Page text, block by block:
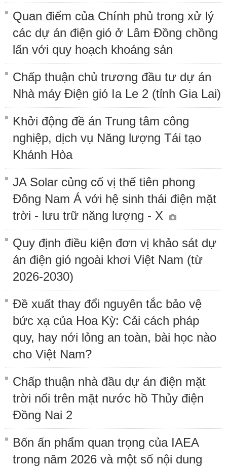
Quan điểm của Chính phủ trong xử lý
các dự án điện gió ở Lâm Đồng chồng
lấn với quy hoạch khoáng sản
Chấp thuận chủ trương đầu tư dự án
Nhà máy Điện gió Ia Le 2 (tỉnh Gia Lai)
Khởi động đề án Trung tâm công
nghiệp, dịch vụ Năng lượng Tái tạo
Khánh Hòa
JA Solar củng cố vị thế tiên phong
Đông Nam Á với hệ sinh thái điện mặt
trời - lưu trữ năng lượng - X
Quy định điều kiện đơn vị khảo sát dự
án điện gió ngoài khơi Việt Nam (từ
2026-2030)
Đề xuất thay đổi nguyên tắc bảo vệ
bức xạ của Hoa Kỳ: Cải cách pháp
quy, hay nới lỏng an toàn, bài học nào
cho Việt Nam?
Chấp thuận nhà đầu dự án điện mặt
trời nổi trên mặt nước hồ Thủy điện
Đồng Nai 2
Bốn ấn phẩm quan trọng của IAEA
trong năm 2026 và một số nội dung